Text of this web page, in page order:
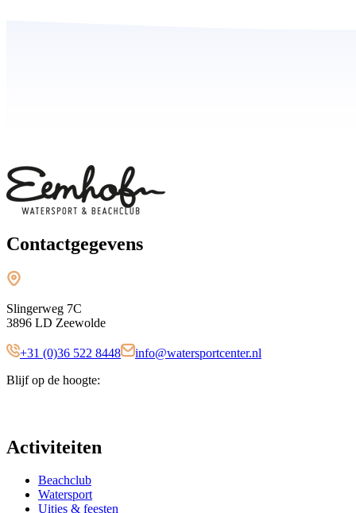
Contactgegevens
Slingerweg 7C
3896 LD Zeewolde
+31 (0)36 522 8448
info@watersportcenter.nl
Blijf op de hoogte:
Activiteiten
Beachclub
Watersport
Uitjes & feesten